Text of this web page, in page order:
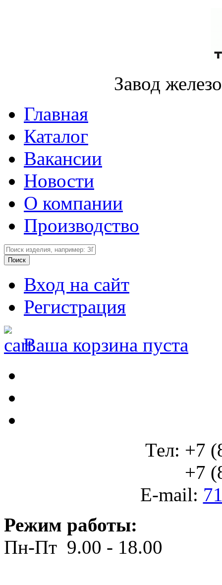
Завод
Главная
Каталог
Вакансии
Новости
О компании
Производство
Вход на сайт
Регистрация
Ваша корзина пуста
Тел: +7
+7
E-mail:
Режим работы:
Пн-Пт 9.00 - 18.00